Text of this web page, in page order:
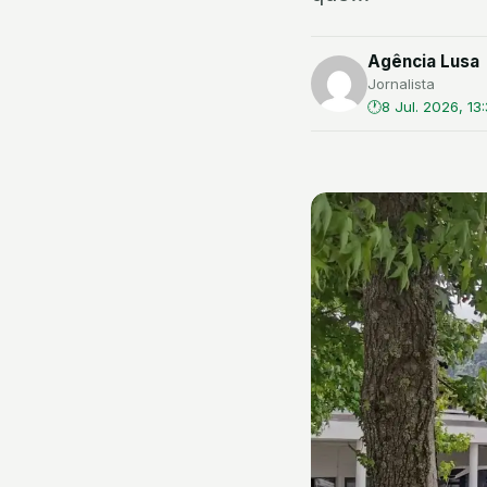
Agência Lusa
Jornalista
8 Jul. 2026,